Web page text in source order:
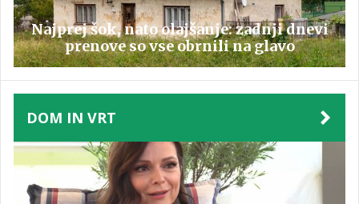
Najprej šok, nato olajšanje: zadnji dnevi
prenove so vse obrnili na glavo
DOM IN VRT